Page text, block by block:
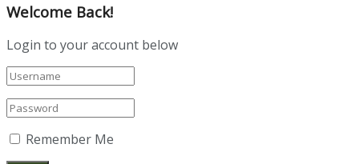
Welcome Back!
Login to your account below
Remember Me